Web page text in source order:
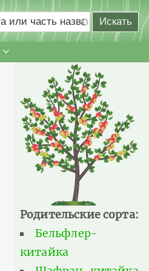
Родительские сорта:
Бельфлер-
китайка